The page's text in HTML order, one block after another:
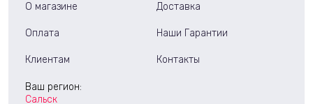
О магазине Доставка
Оплата Наши Гарантии
Клиентам Контакты
Ваш регион:
Сальск